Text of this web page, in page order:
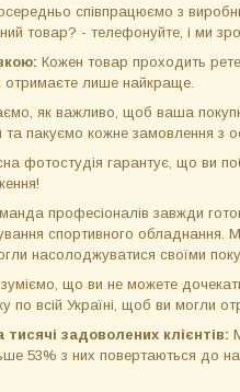
співпрацюємо з
товар? - телефонуйте, і ми
Кожен товар проходить
отримаєте лише найкраще.
як важливо, щоб ваша
та пакуємо кожне замовлення з
фотостудія гарантує, що ви
професіоналів завжди
спортивного обладнання.
насолоджуватися своїми
що ви не можете
по всій Україні, щоб ви могли
задоволених клієнтів:
53% з них повертаються до